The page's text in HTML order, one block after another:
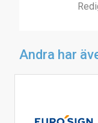
Andra har